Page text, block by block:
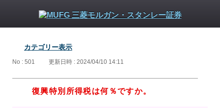
カテゴリー表示
No : 501 更新日時 : 2024/04/10 14:11
復興特別所得税は何％ですか。